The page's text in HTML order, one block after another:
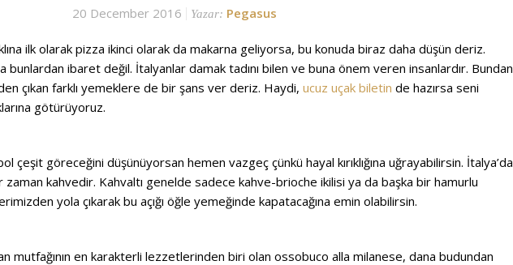
20 December 2016 Yazar: Pegasus
ilk olarak pizza ikinci olarak da makarna geliyorsa, bu konuda biraz daha düşün deriz.
bunlardan ibaret değil. İtalyanlar damak tadını bilen ve buna önem veren insanlardır. Bundan
çıkan farklı yemeklere de bir şans ver deriz. Haydi, ucuz uçak biletin de hazırsa seni
götürüyoruz.
çeşit göreceğini düşünüyorsan hemen vazgeç çünkü hayal kırıklığına uğrayabilirsin. İtalya’da
zaman kahvedir. Kahvaltı genelde sadece kahve-brioche ikilisi ya da başka bir hamurlu
yola çıkarak bu açığı öğle yemeğinde kapatacağına emin olabilirsin.
mutfağının en karakterli lezzetlerinden biri olan ossobuco alla milanese, dana budundan